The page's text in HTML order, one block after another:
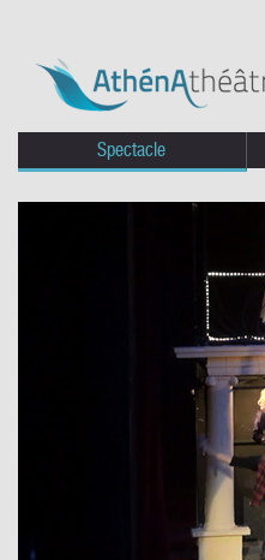
Spectacle